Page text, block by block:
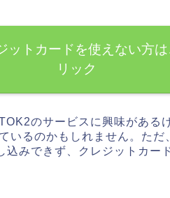
ットカードを使えない方は
リック
のサービスに興味がある
いるのかもしれません。た
みできず、クレジットカー